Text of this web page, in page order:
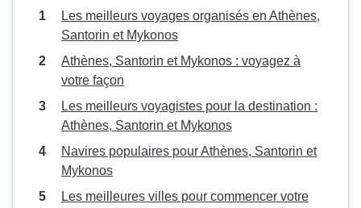
Les meilleurs voyages organisés en Athènes,
Santorin et Mykonos
Athènes, Santorin et Mykonos : voyagez à
votre façon
Les meilleurs voyagistes pour la destination :
Athènes, Santorin et Mykonos
Navires populaires pour Athènes, Santorin et
Mykonos
Les meilleures villes pour commencer votre